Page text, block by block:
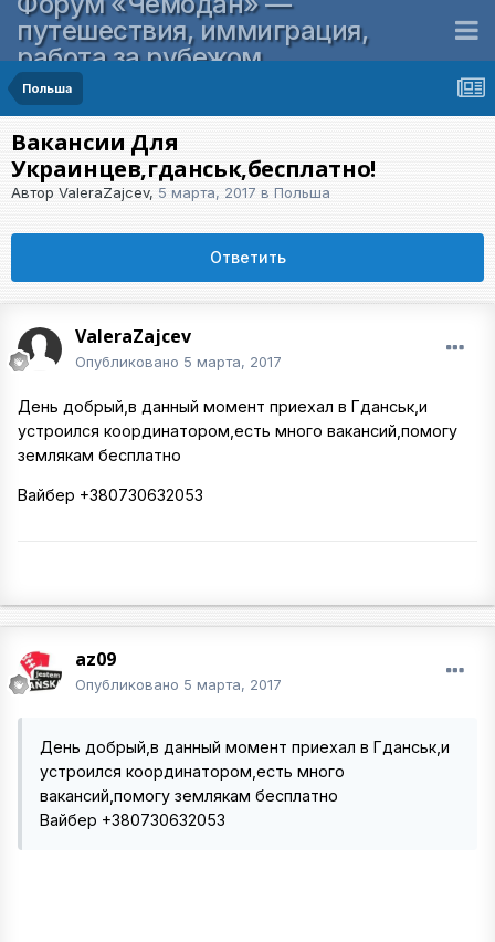
путешествия, иммиграция,
работа за рубежом
Польша
Вакансии Для
Украинцев,гданськ,бесплатно!
Автор ValeraZajcev, 5 марта, 2017 в Польша
Ответить
ValeraZajcev
Опубликовано 5 марта, 2017
День добрый,в данный момент приехал в Гданськ,и
устроился координатором,есть много вакансий,помогу
землякам бесплатно
Вайбер +380730632053
az09
Опубликовано 5 марта, 2017
День добрый,в данный момент приехал в Гданськ,и
устроился координатором,есть много
вакансий,помогу землякам бесплатно
Вайбер +380730632053